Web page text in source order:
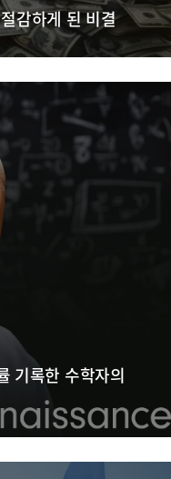
감하게 된 비결
기록한 수학자의